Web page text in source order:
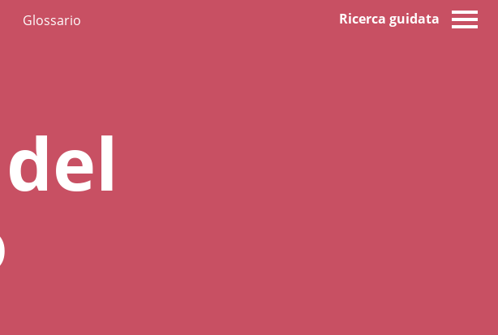
Glossario Ricerca guidata